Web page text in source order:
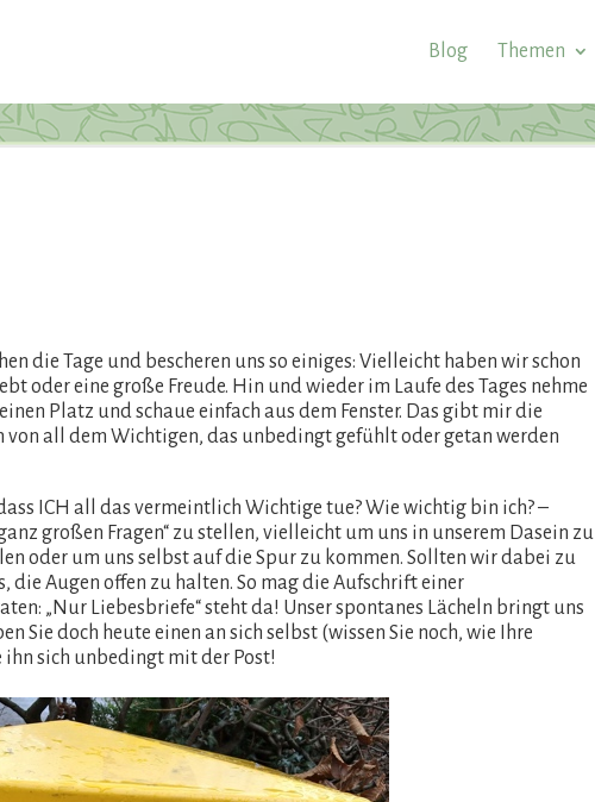
Blog Themen
die Tage und bescheren uns so einiges: Vielleicht haben wir schon
oder eine große Freude. Hin und wieder im Laufe des Tages nehme
Platz und schaue einfach aus dem Fenster. Das gibt mir die
all dem Wichtigen, das unbedingt gefühlt oder getan werden
ICH all das vermeintlich Wichtige tue? Wie wichtig bin ich? –
großen Fragen“ zu stellen, vielleicht um uns in unserem Dasein zu
oder um uns selbst auf die Spur zu kommen. Sollten wir dabei zu
die Augen offen zu halten. So mag die Aufschrift einer
„Nur Liebesbriefe“ steht da! Unser spontanes Lächeln bringt uns
Sie doch heute einen an sich selbst (wissen Sie noch, wie Ihre
ihn sich unbedingt mit der Post!